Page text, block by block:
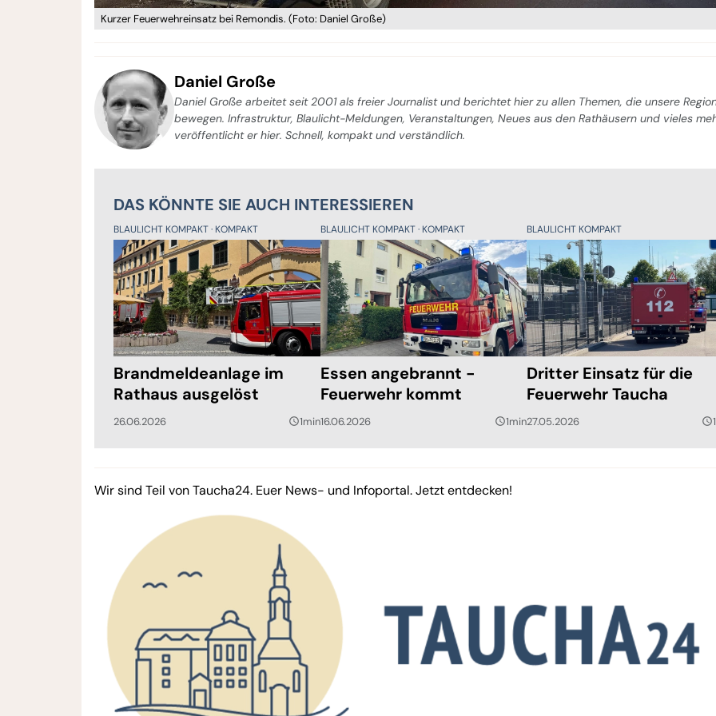
Kurzer Feuerwehreinsatz bei Remondis. (Foto: Daniel Große)
Daniel Große
Daniel Große arbeitet seit 2001 als freier Journalist und berichtet hier zu allen Themen, die unsere
bewegen. Infrastruktur, Blaulicht-Meldungen, Veranstaltungen, Neues aus den Rathäusern und vieles
veröffentlicht er hier. Schnell, kompakt und verständlich.
DAS KÖNNTE SIE AUCH INTERESSIEREN
BLAULICHT KOMPAKT KOMPAKT
Brandmeldeanlage im
Rathaus ausgelöst
26.06.2026 query_builder1min
BLAULICHT KOMPAKT KOMPAKT
Essen angebrannt -
Feuerwehr kommt
16.06.2026 query_builder1min
BLAULICHT KOMPAKT
Dritter Einsatz für die
Feuerwehr Taucha
27.05.2026 query_builder
Wir sind Teil von Taucha24. Euer News- und Infoportal. Jetzt entdecken!